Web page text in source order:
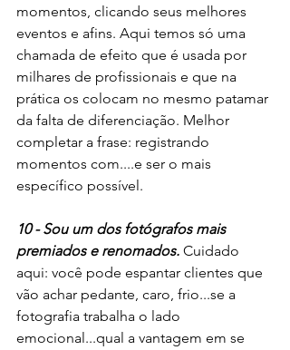
momentos, clicando seus melhores
eventos e afins. Aqui temos só uma
chamada de efeito que é usada por
milhares de profissionais e que na
prática os colocam no mesmo patamar
da falta de diferenciação. Melhor
completar a frase: registrando
momentos com....e ser o mais
específico possível.
10 - Sou um dos fotógrafos mais
premiados e renomados. Cuidado
aqui: você pode espantar clientes que
vão achar pedante, caro, frio...se a
fotografia trabalha o lado
emocional...qual a vantagem em se